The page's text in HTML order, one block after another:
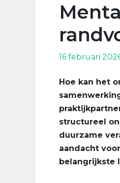
16 februari
Hoe kan het
structureel
duurzame
aandacht
belangrijkste